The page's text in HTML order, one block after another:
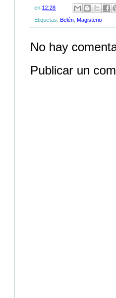
en 12:28
Etiquetas: Belén Magisterio
No hay
Publicar un